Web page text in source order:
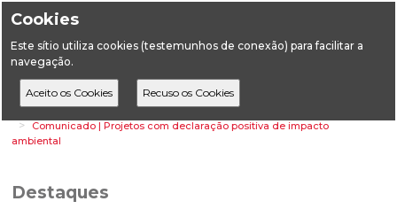
Cookies
Este sítio utiliza cookies (testemunhos de conexão) para facilitar a
navegação.
HomeDestaques
Energia
Comunicado | Projetos com declaração positiva de impacto
ambiental
Destaques